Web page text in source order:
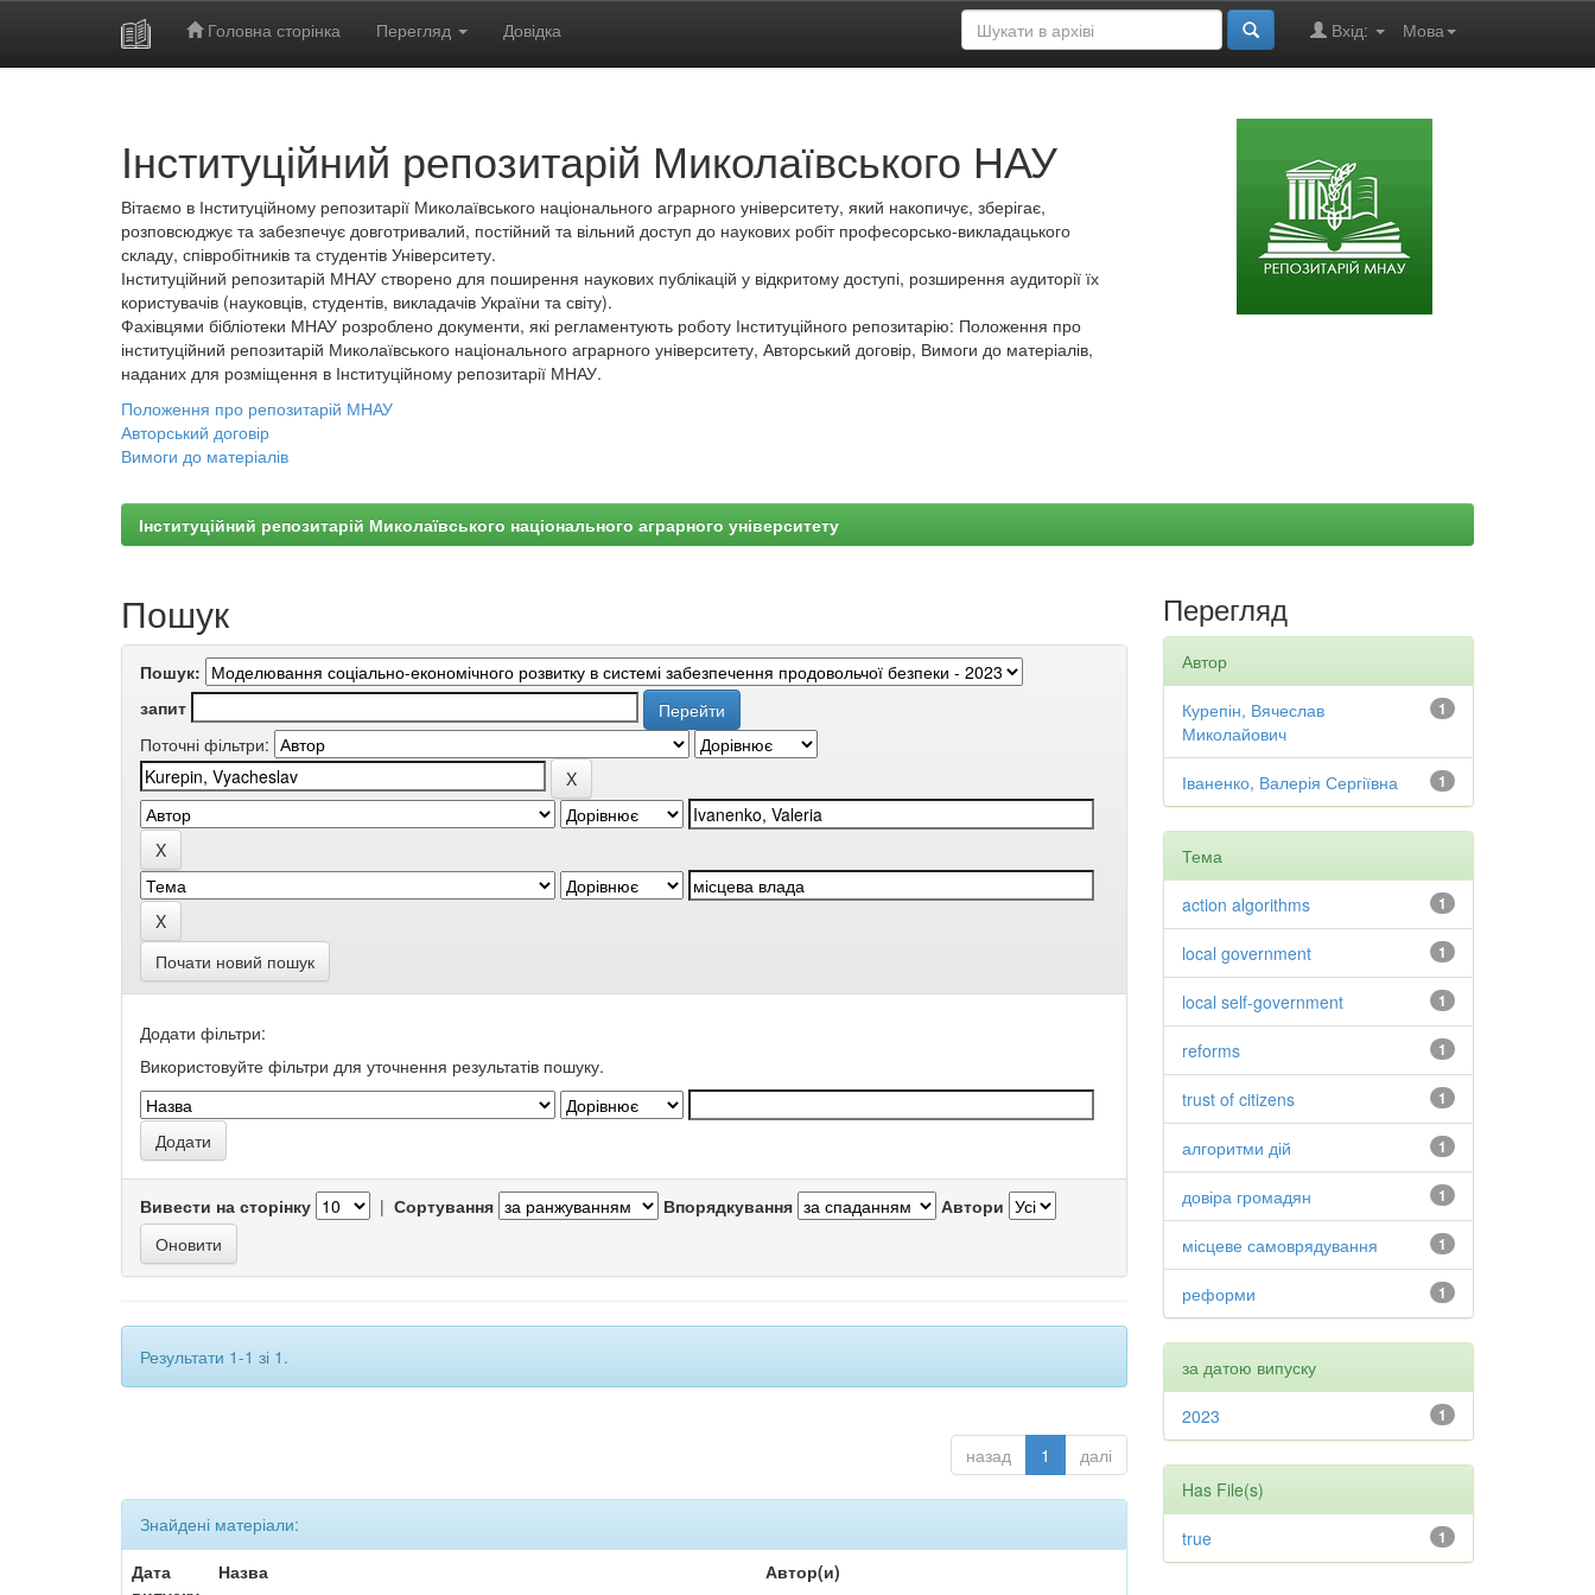
Головна сторінка Перегляд Довідка Мова
Вхід:
Інституційний репозитарій Миколаївського НАУ
Вітаємо в Інституційному репозитарії Миколаївського національного аграрного університету, який накопичує, зберігає,
розповсюджує та забезпечує довготривалий, постійний та вільний доступ до наукових робіт професорсько-викладацького
складу, співробітників та студентів Університету.
Інституційний репозитарій МНАУ створено для поширення наукових публікацій у відкритому доступі, розширення аудиторії їх
користувачів (науковців, студентів, викладачів України та світу).
Фахівцями бібліотеки МНАУ розроблено документи, які регламентують роботу Інституційного репозитарію: Положення про
інституційний репозитарій Миколаївського національного аграрного університету, Авторський договір, Вимоги до матеріалів,
наданих для розміщення в Інституційному репозитарії МНАУ.
Положення про репозитарій МНАУ
Авторський договір
Вимоги до матеріалів
Інституційний репозитарій Миколаївського національного аграрного університету
Пошук
Пошук:
запит
Поточні фільтри:
Почати новий пошук
Додати фільтри:
Використовуйте фільтри для уточнення результатів пошуку.
Вивести на сторінку | Сортування Впорядкування Автори
Результати 1-1 зі 1.
назад 1 далі
Знайдені матеріали:
Дата
Назва Автор(и)
Перегляд
Автор
1
Курепін, Вячеслав
Миколайович
1
Іваненко, Валерія Сергіївна
Тема
1
action algorithms
1
local government
1
local self-government
1
reforms
1
trust of citizens
1
алгоритми дій
1
довіра громадян
1
місцеве самоврядування
1
реформи
за датою випуску
1
2023
Has File(s)
1
true